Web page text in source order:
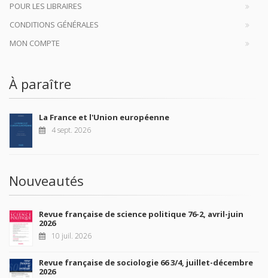
POUR LES LIBRAIRES
CONDITIONS GÉNÉRALES
MON COMPTE
À paraître
La France et l'Union européenne
4 sept. 2026
Nouveautés
Revue française de science politique 76-2, avril-juin
2026
10 juil. 2026
Revue française de sociologie 66 3/4, juillet-décembre
2026